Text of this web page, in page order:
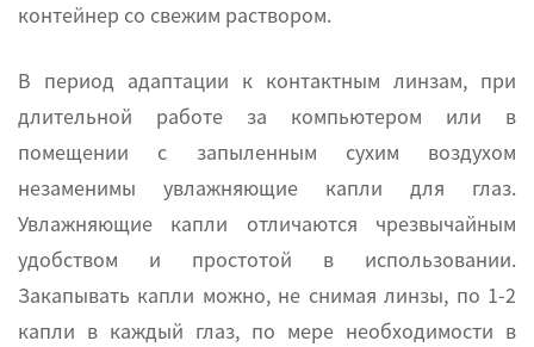
контейнер со свежим раствором.
В период адаптации к контактным линзам, при
длительной работе за компьютером или в
помещении с запыленным сухим воздухом
незаменимы увлажняющие капли для глаз.
Увлажняющие капли отличаются чрезвычайным
удобством и простотой в использовании.
Закапывать капли можно, не снимая линзы, по 1-2
капли в каждый глаз, по мере необходимости в